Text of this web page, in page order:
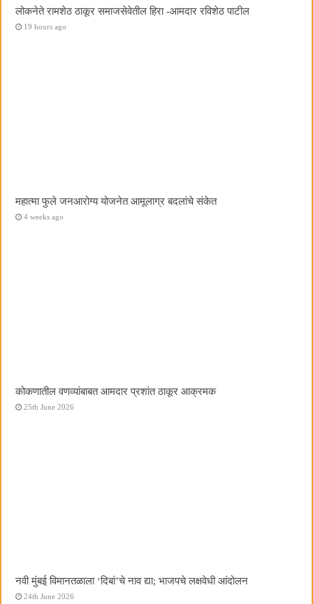
लोकनेते रामशेठ ठाकूर समाजसेवेतील हिरा -आमदार रविशेठ पाटील
19 hours ago
महात्मा फुले जनआरोग्य योजनेत आमूलाग्र बदलांचे संकेत
4 weeks ago
कोकणातील वणव्यांबाबत आमदार प्रशांत ठाकूर आक्रमक
25th June 2026
नवी मुंबई विमानतळाला ‌‘दिबां‌’चे नाव द्या; भाजपचे लक्षवेधी आंदोलन
24th June 2026